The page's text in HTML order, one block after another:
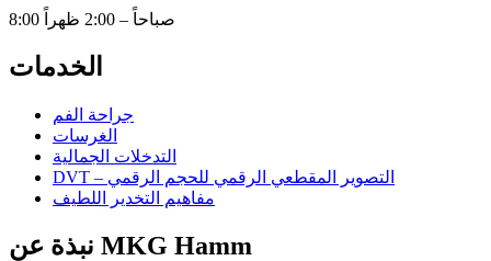
8:00 صباحاً – 2:00 ظهراً
الخدمات
جراحة الفم
الغرسات
التدخلات الجمالية
DVT – التصوير المقطعي الرقمي للحجم الرقمي
مفاهيم التخدير اللطيف
نبذة عن MKG Hamm